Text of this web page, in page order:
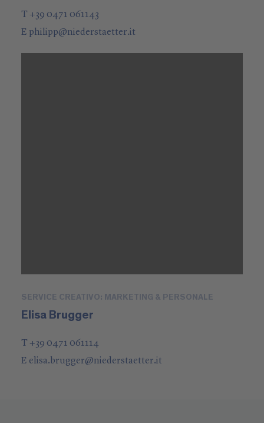
T +39 0471 061143
E philipp@niederstaetter.it
SERVICE CREATIVO: MARKETING & PERSONALE
Elisa Brugger
T +39 0471 061114
E elisa.brugger@niederstaetter.it